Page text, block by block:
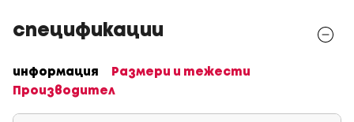
спецификации
информация
Размери и тежести
Производител